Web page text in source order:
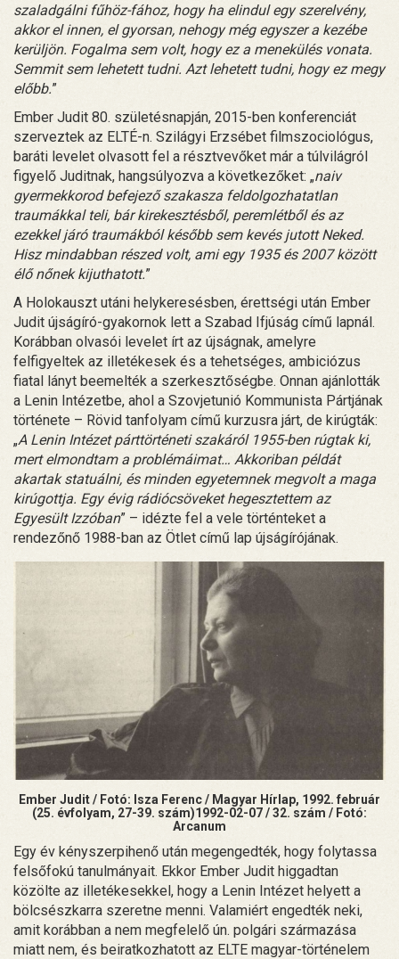
szaladgálni fűhöz-fához, hogy ha elindul egy szerelvény,
akkor el innen, el gyorsan, nehogy még egyszer a kezébe
kerüljön. Fogalma sem volt, hogy ez a menekülés vonata.
Semmit sem lehetett tudni. Azt lehetett tudni, hogy ez megy
előbb.”
Ember Judit 80. születésnapján, 2015-ben konferenciát
szerveztek az ELTÉ-n. Szilágyi Erzsébet filmszociológus,
baráti levelet olvasott fel a résztvevőket már a túlvilágról
figyelő Juditnak, hangsúlyozva a következőket: „naiv
gyermekkorod befejező szakasza feldolgozhatatlan
traumákkal teli, bár kirekesztésből, peremlétből és az
ezekkel járó traumákból később sem kevés jutott Neked.
Hisz mindabban részed volt, ami egy 1935 és 2007 között
élő nőnek kijuthatott.”
A Holokauszt utáni helykeresésben, érettségi után Ember
Judit újságíró-gyakornok lett a Szabad Ifjúság című lapnál.
Korábban olvasói levelet írt az újságnak, amelyre
felfigyeltek az illetékesek és a tehetséges, ambiciózus
fiatal lányt beemelték a szerkesztőségbe. Onnan ajánlották
a Lenin Intézetbe, ahol a Szovjetunió Kommunista Pártjának
története – Rövid tanfolyam című kurzusra járt, de kirúgták:
„A Lenin Intézet párttörténeti szakáról 1955-ben rúgtak ki,
mert elmondtam a problémáimat… Akkoriban példát
akartak statuálni, és minden egyetemnek megvolt a maga
kirúgottja. Egy évig rádiócsöveket hegesztettem az
Egyesült Izzóban” – idézte fel a vele történteket a
rendezőnő 1988-ban az Ötlet című lap újságírójának.
Ember Judit / Fotó: Isza Ferenc / Magyar Hírlap, 1992. február
(25. évfolyam, 27-39. szám)1992-02-07 / 32. szám / Fotó:
Arcanum
Egy év kényszerpihenő után megengedték, hogy folytassa
felsőfokú tanulmányait. Ekkor Ember Judit higgadtan
közölte az illetékesekkel, hogy a Lenin Intézet helyett a
bölcsészkarra szeretne menni. Valamiért engedték neki,
amit korábban a nem megfelelő ún. polgári származása
miatt nem, és beiratkozhatott az ELTE magyar-történelem